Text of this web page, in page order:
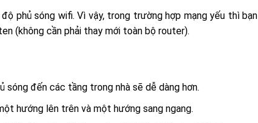
phủ sóng wifi. Vì vậy, trong trường hợp mạng yếu thì bạn
(không cần phải thay mới toàn bộ router).
đến các tầng trong nhà sẽ dễ dàng hơn.
hướng lên trên và một hướng sang ngang.